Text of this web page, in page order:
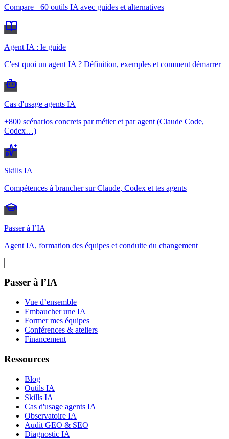
Compare +60 outils IA avec guides et alternatives
Agent IA : le guide
C'est quoi un agent IA ? Définition, exemples et comment démarrer
Cas d'usage agents IA
+800 scénarios concrets par métier et par agent (Claude Code,
Codex…)
Skills IA
Compétences à brancher sur Claude, Codex et tes agents
Passer à l’IA
Agent IA, formation des équipes et conduite du changement
Passer à l’IA
Vue d’ensemble
Embaucher une IA
Former mes équipes
Conférences & ateliers
Financement
Ressources
Blog
Outils IA
Skills IA
Cas d'usage agents IA
Observatoire IA
Audit GEO & SEO
Diagnostic IA